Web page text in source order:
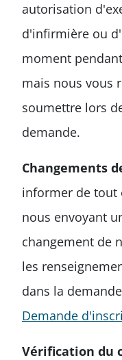
autorisation
d'infirmière ou
moment
mais nous vous
soumettre lors
demande.
Changements
informer de tout
nous envoyant
changement de
les
dans la
Demande
Vérification du